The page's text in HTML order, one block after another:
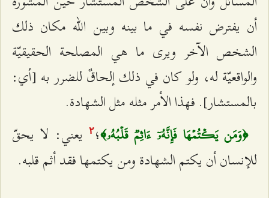
أن يفترض نفسه في ما بينه وبين الله مكان ذلك
الشخص الآخر ويرى ما هي المصلحة الحقيقيّة
والواقعيّة له، ولو كان في ذلك إلحاقٌ للضرر به [أي:
بالمستشار]. فهذا الأمر مثله مثل الشهادة.
﴿وَمَن يَكۡتُمۡهَا فَإِنَّهُۥٓ ءَاثِمٞ قَلۡبُهُۥ﴾؛٢
يعني: لا يحقّ
للإنسان أن يكتم الشهادة ومن يكتمها فقد أثم قلبه.